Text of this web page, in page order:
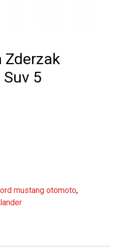
Zderzak
5
mustang otomoto,